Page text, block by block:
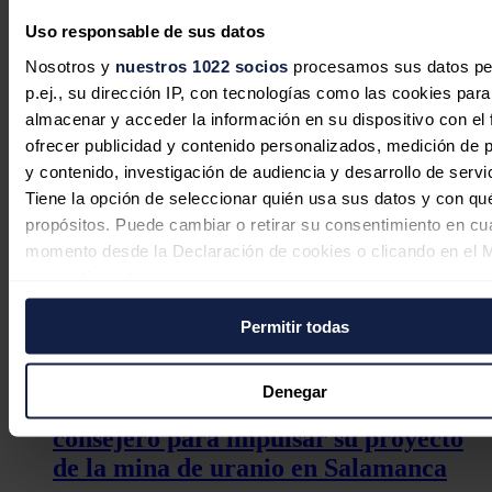
Uso responsable de sus datos
Nosotros y nuestros 1022 socios procesamos sus datos
p.ej., su dirección IP, con tecnologías como las cookies para
almacenar y acceder la información en su dispositivo con el
ofrecer publicidad y contenido personalizados, medición de
y contenido, investigación de audiencia y desarrollo de
Tiene la opción de seleccionar quién usa sus datos y con
propósitos. Puede cambiar o retirar su consentimiento en
momento desde la Declaración de cookies o clicando en el
Si lo permite, también quisiéramos:
Recopilar información sobre su ubicación geográfica
puede tener una precisión de varios metros
Identificar su dispositivo analizándolo activamente
características específicas (huellas digitales)
Obtenga más información sobre cómo se procesan sus
Permitir todas
Denegar
Noticias relacionadas
La nuclear estadounidense
Westinghouse registra una solicitud
confidencial para cotizar en Wall
Street
Berkeley 'ficha' a José Bogas como
consejero para impulsar su proyecto
de la mina de uranio en Salamanca